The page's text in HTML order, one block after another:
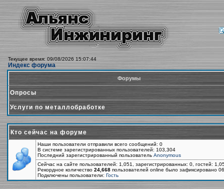
Текущее время: 09/08/2026 15:07:44
Индекс форума
Форумы
Опросы
Услуги по металлобработке
Кто сейчас на форуме
Наши пользователи отправили всего сообщений: 0
В системе зарегистрированных пользователей: 103,304
Последний зарегистрированный пользователь Anonymous
Сейчас на сайте пользователей: 1,051, зарегистрированных: 0, гостей:
Рекордное количество 24,668 пользователей online было зафиксировано
Подключены пользователи: Гость